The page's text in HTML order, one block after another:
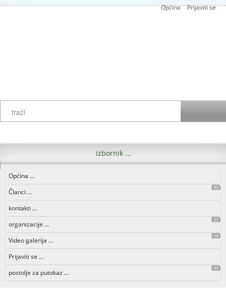
Općina Prijaviti se
izbornik ...
Općina ...
Članci ...
84
kontakti ...
organizacije ...
57
Video galerija ...
18
Prijaviti se ...
postolje za putokaz ...
95